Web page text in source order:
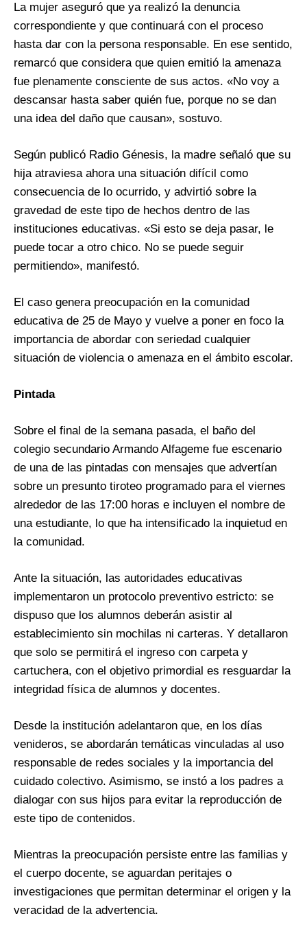
La mujer aseguró que ya realizó la denuncia
correspondiente y que continuará con el proceso
hasta dar con la persona responsable. En ese sentido,
remarcó que considera que quien emitió la amenaza
fue plenamente consciente de sus actos. «No voy a
descansar hasta saber quién fue, porque no se dan
una idea del daño que causan», sostuvo.
Según publicó Radio Génesis, la madre señaló que su
hija atraviesa ahora una situación difícil como
consecuencia de lo ocurrido, y advirtió sobre la
gravedad de este tipo de hechos dentro de las
instituciones educativas. «Si esto se deja pasar, le
puede tocar a otro chico. No se puede seguir
permitiendo», manifestó.
El caso genera preocupación en la comunidad
educativa de 25 de Mayo y vuelve a poner en foco la
importancia de abordar con seriedad cualquier
situación de violencia o amenaza en el ámbito escolar.
Pintada
Sobre el final de la semana pasada, el baño del
colegio secundario Armando Alfageme fue escenario
de una de las pintadas con mensajes que advertían
sobre un presunto tiroteo programado para el viernes
alrededor de las 17:00 horas e incluyen el nombre de
una estudiante, lo que ha intensificado la inquietud en
la comunidad.
Ante la situación, las autoridades educativas
implementaron un protocolo preventivo estricto: se
dispuso que los alumnos deberán asistir al
establecimiento sin mochilas ni carteras. Y detallaron
que solo se permitirá el ingreso con carpeta y
cartuchera, con el objetivo primordial es resguardar la
integridad física de alumnos y docentes.
Desde la institución adelantaron que, en los días
venideros, se abordarán temáticas vinculadas al uso
responsable de redes sociales y la importancia del
cuidado colectivo. Asimismo, se instó a los padres a
dialogar con sus hijos para evitar la reproducción de
este tipo de contenidos.
Mientras la preocupación persiste entre las familias y
el cuerpo docente, se aguardan peritajes o
investigaciones que permitan determinar el origen y la
veracidad de la advertencia.